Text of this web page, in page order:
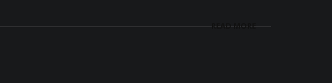
READ MORE